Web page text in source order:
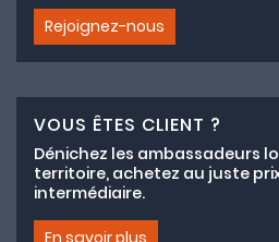
Rejoignez-nous
VOUS ÊTES CLIENT ?
Dénichez les ambassadeurs
territoire, achetez au juste
intermédiaire.
En savoir plus